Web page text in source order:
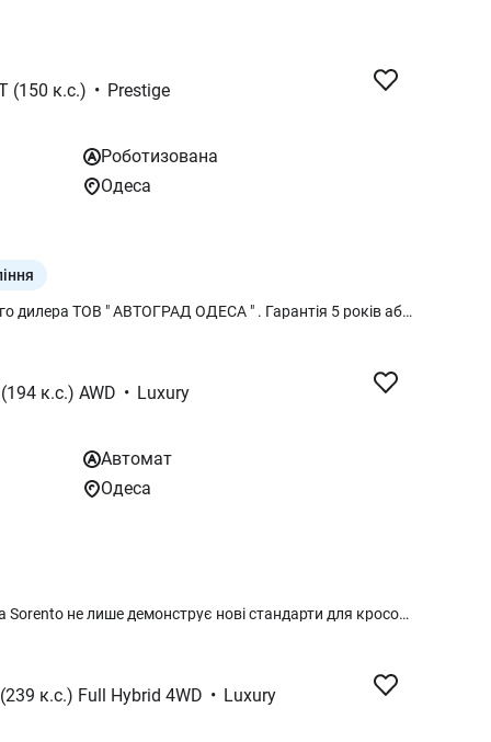
(150 к.с.) • Prestige
Роботизована
Одеса
Новий Kia Sportage FL - від офіційного дилера ТОВ " АВТОГРАД ОДЕСА " . Гарантія 5 років або 150 тис. км. Програма Трейд-ІН – обмін Вашого автомобіля на новий. Кредит від 0,01% на 7 роки, лізинг. Гнучки умови покупки та вигідні пропозиції . Сучасний кросовер із виразним дизайном, передовими технологіями та комфортом преміумкласу. Ідеальний для міста й подорожей. Передові технології, преміальний комфорт і комплекс безпеки в новому Kia Sportage. Сучасний дизайн, передові системи безпеки, цифрова панель приладів, сенсорна мультимедіа з Apple CarPlay та Android Auto, підігрів керма і сидінь, адаптивний круїз-контроль та бездротова зарядка смартфонів — усе для комфортної та безпечної їзди.
к.с.) AWD • Luxury
Автомат
Одеса
Респектабельний та практичний Kia Sorento не лише демонструє нові стандарти для кросоверів бренду, а й упевнено претендує на статус одного з найпрогресивніших та найпросторіших автомобілів у сегменті D-SUV з 7-місною конфігурацією салону. Новий Sorento став одним з найбільш високотехнологічних автомобілів, що коли-небудь пропонувався KIA. Кросовер отримав найсучасніші можливості доступу в інформаційні мережі, системи допомоги водієві та інформаційно-розважальні технології. Модель створена на новій платформі Kia N3 і оснащена ефективним, надійним і економічним двигуном. В Україні новий Sorento пропонуватиметься з дизельним двигуном об’ємом 2.2 л. потужністю 194 к.с. та крутним моментом в 440 Нм, що працює в досконалій синергії з 8-ступінчастою автоматичною роботизованою коробкою передач, повним приводом та салоном на 7 місць.
к.с.) Full Hybrid 4WD • Luxury